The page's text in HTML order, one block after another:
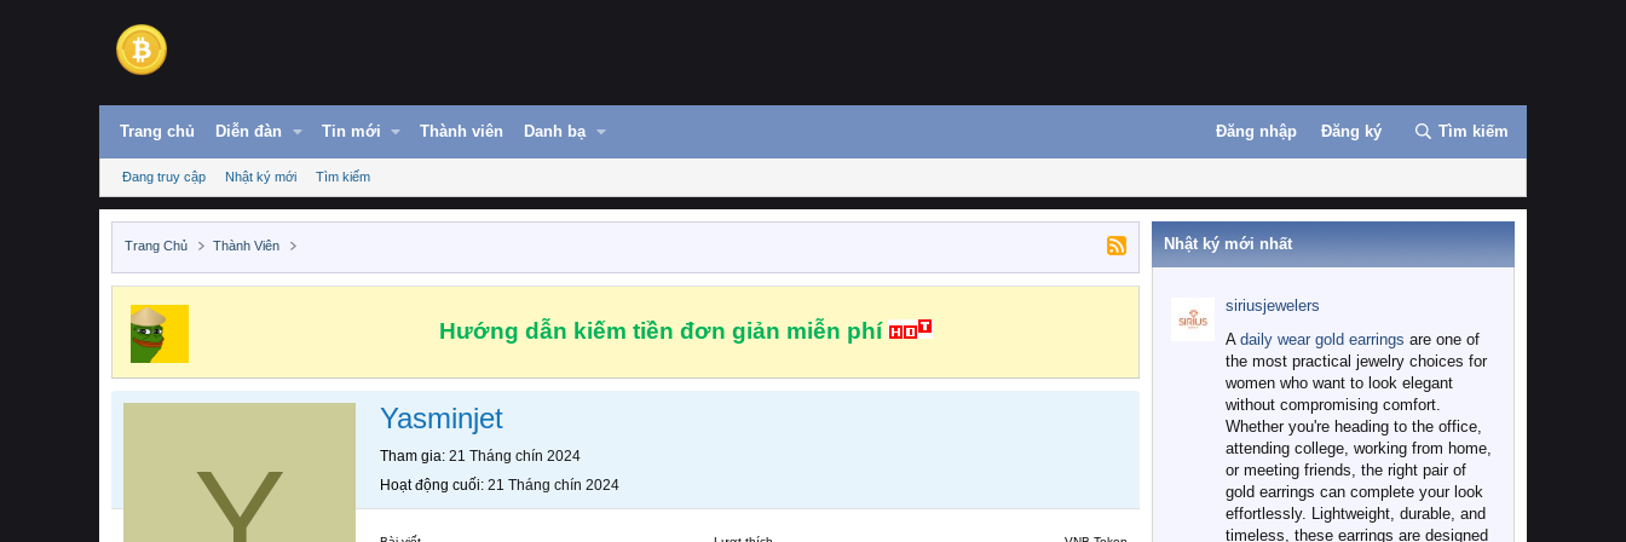
Trang chủ Diễn đàn Tin mới Thành viên Danh bạ Đăng nhập Đăng ký Tìm kiếm
Đang truy cập Nhật ký mới Tìm kiếm
Trang Chủ Thành Viên
Hướng dẫn kiếm tiền đơn giản miễn phí
Yasminjet
Tham gia 21 Tháng chín 2024
Hoạt động cuối 21 Tháng chín 2024
Nhật ký mới nhất
siriusjewelers
A daily wear gold earrings are one of
the most practical jewelry choices for
women who want to look elegant
without compromising comfort.
Whether you're heading to the office,
attending college, working from home,
or meeting friends, the right pair of
gold earrings can complete your look
effortlessly. Lightweight, durable, and
timeless, these earrings are designed